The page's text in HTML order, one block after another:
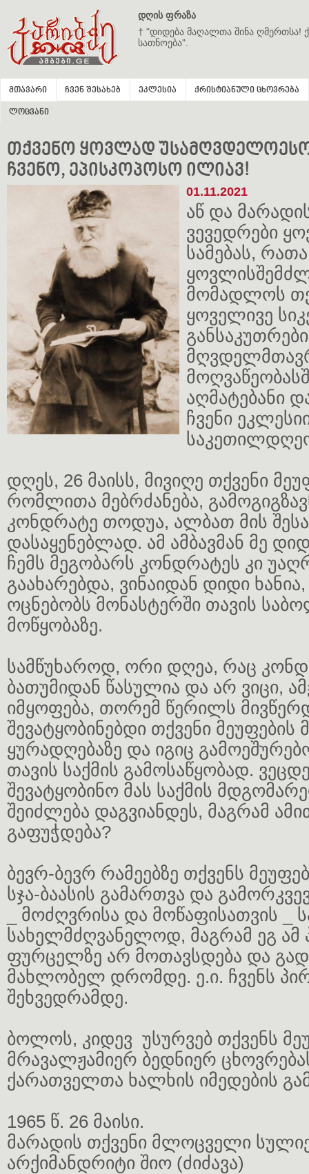
დღის ფრაზა
† "დიდება მაღალთა შინა ღმერთსა!
სათნოება".
მთავარი ჩვენ შესახებ ეკლესია ქრისტიანული ცხოვრება
ლოცვანი
თქვენო ყოვლად
ჩვენო, ეპისკოპოსო ილიავ!
01.11.2021
აწ და
ვევედრები
სამებას,
მომადლოს
ყოველივე
აღმატებანი
ჩვენი
დღეს, 26 მაისს, მივიღე თქვენი
რომლითა მებრძანება,
კონდრატე თოდუა, ალბათ მის
დასაყენებლად. ამ ამბავმან მე
ჩემს მეგობარს კონდრატეს კი
გაახარებდა, ვინაიდან დიდი
ოცნებობს მონასტერში თავის
მოწყობაზე.
სამწუხაროდ, ორი დღეა, რაც
ბათუმიდან წასულია და არ ვიცი,
იმყოფება, თორემ წერილს
შევატყობინებდი თქვენი მეუფების
ყურადღებაზე და იგიც
თავის საქმის გამოსაწყობად.
შევატყობინო მას საქმის
შეიძლება დაგვიანდეს, მაგრამ
გაფუჭდება?
ბევრ-ბევრ რამეებზე თქვენს
სჯა-ბაასის გამართვა და
_ მოძღვრისა და მოწაფისათვის
სახელმძღვანელოდ, მაგრამ ეგ ამ
ფურცელზე არ მოთავსდება და
მახლობელ დრომდე. ე.ი. ჩვენს
შეხვედრამდე.
ბოლოს, კიდევ უსურვებ თქვენს
მრავალჟამიერ ბედნიერ
ქარათველთა ხალხის იმედების
1965 წ. 26 მაისი.
მარადის თქვენი მლოცველი
არქიმანდრიტი შიო (ძიძავა)